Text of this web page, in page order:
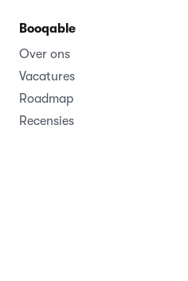
Booqable
Over ons
Vacatures
Roadmap
Recensies